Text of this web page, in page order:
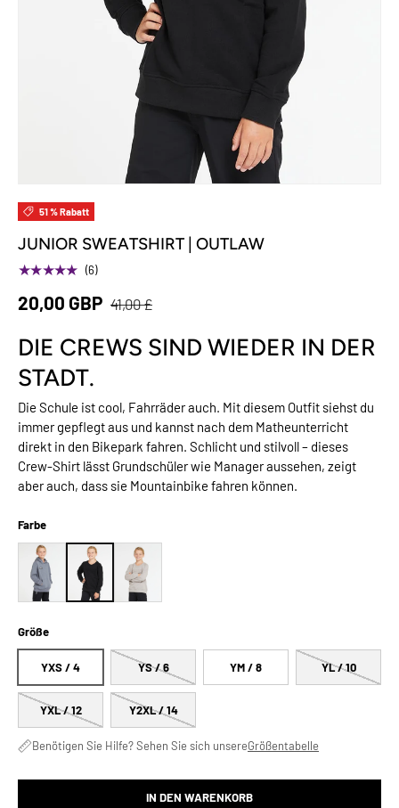
51 % Rabatt
JUNIOR SWEATSHIRT | OUTLAW
★★★★★ (6)
20,00 GBP 41,00 £
DIE CREWS SIND WIEDER IN DER
STADT.
Die Schule ist cool, Fahrräder auch. Mit diesem Outfit siehst du
immer gepflegt aus und kannst nach dem Matheunterricht
direkt in den Bikepark fahren. Schlicht und stilvoll – dieses
Crew-Shirt lässt Grundschüler wie Manager aussehen, zeigt
aber auch, dass sie Mountainbike fahren können.
Farbe
Größe
YXS / 4 YS / 6 YM / 8 YL / 10
YXL / 12 Y2XL / 14
Benötigen Sie Hilfe? Sehen Sie sich unsereGrößentabelle
IN DEN WARENKORB